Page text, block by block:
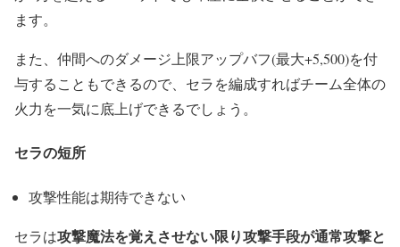
ます。
また、仲間へのダメージ上限アップバフ(最大+5,500)を付
与することもできるので、セラを編成すればチーム全体の
火力を一気に底上げできるでしょう。
セラの短所
攻撃性能は期待できない
セラは攻撃魔法を覚えさせない限り攻撃手段が通常攻撃と